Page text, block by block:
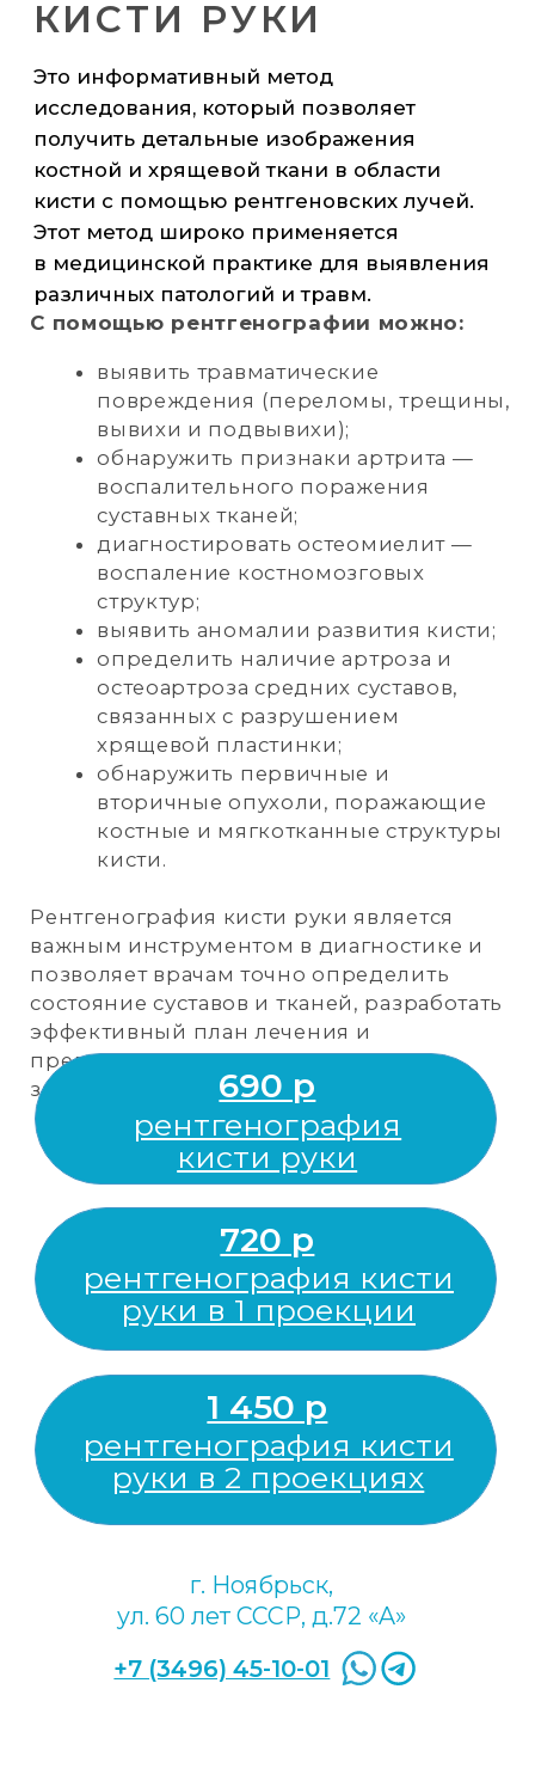
хронический воспалительный
инфекции в кости (нагноения,
кисты);
Цель исследования — получить
наглядное изображение костных структур
и найти признаки возможных
заболеваний. Это важно для
своевременного начала лечения и
предотвращения развития серьёзных
осложнений.
Рентгенография коленного сустава
диагностике и позволяет врачам точно
определить состояние сустава,
разработать эффективный план лечения и
предотвратить развитие серьёзных
заболеваний.
690 р
рентгенография
коленного сустава
+7 (3496) 45-10-01
г. Ноябрьск,
ул. 60 лет СССР, д.72 «A»
РЕНТГЕНОГРАФИЯ
КРЕСТЦА
И КОПЧИКА
С помощью рентгенографии можно
выявить:
травмы и переломы крестца или
воспалительные процессы
(остеомиелит, сакроилеит);
врождённые аномалии;
дегенеративные изменения
(остеохондроз, артроз) крестцово-
Рентгенографию крестца и копчика
могут назначить при следующих
симптомах и состояниях:
подозрение на травмы или
переломы крестца или копчика;
спины или в области таза,
усиливающиеся при движении;
подозрение на воспалительные
заболевания;
дегенеративные изменения
крестцово-копчикового отдела
диагностике и позволяет врачам точно
определить состояние позвоночника,
разработать эффективный план лечения и
заболеваний.
Это информативный метод диагностики,
изображения костей нижней части
лучей. Этот метод широко применяется в
различных патологий и травм.
690 р